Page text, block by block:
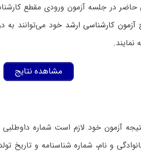
آزمون کارشناسی ارشد خود می‌توانند به
نمایند.
مشاهده نتایج
آزمون خود لازم است شماره
و نام، شماره شناسنامه و تاریخ